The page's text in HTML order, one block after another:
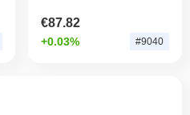
€87.82
+0.03% #9040